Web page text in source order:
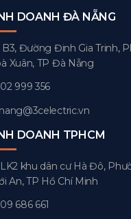
DOANH ĐÀ NẴNG
B3, Đường Đinh Gia Trinh,
Xuân, TP Đà Nẵng
999 356
DOANH TPHCM
LK2 khu dân cư Hà Đô,
An, TP Hồ Chí Minh
686 661